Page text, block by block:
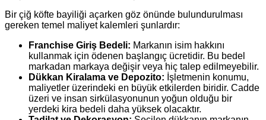
Bir çiğ köfte bayiliği açarken göz önünde bulundurulması
gereken temel maliyet kalemleri şunlardır:
Franchise Giriş Bedeli: Markanın isim hakkını
kullanmak için ödenen başlangıç ücretidir. Bu bedel
markadan markaya değişir veya hiç talep edilmeyebilir.
Dükkan Kiralama ve Depozito: İşletmenin konumu,
maliyetler üzerindeki en büyük etkilerden biridir. Cadde
üzeri ve insan sirkülasyonunun yoğun olduğu bir
yerdeki kira bedeli daha yüksek olacaktır.